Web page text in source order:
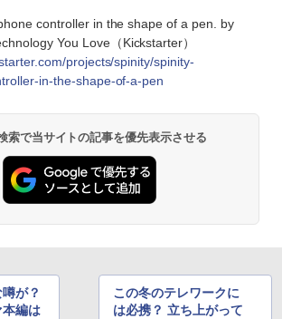
controller in the shape of a pen. by
You Love（Kickstarter）
projects/spinity/spinity-
in-the-shape-of-a-pen
索で当サイトの記事を優先表示させる
が？
本編は
この冬のテレワークに
は必携？ 立ち上がって